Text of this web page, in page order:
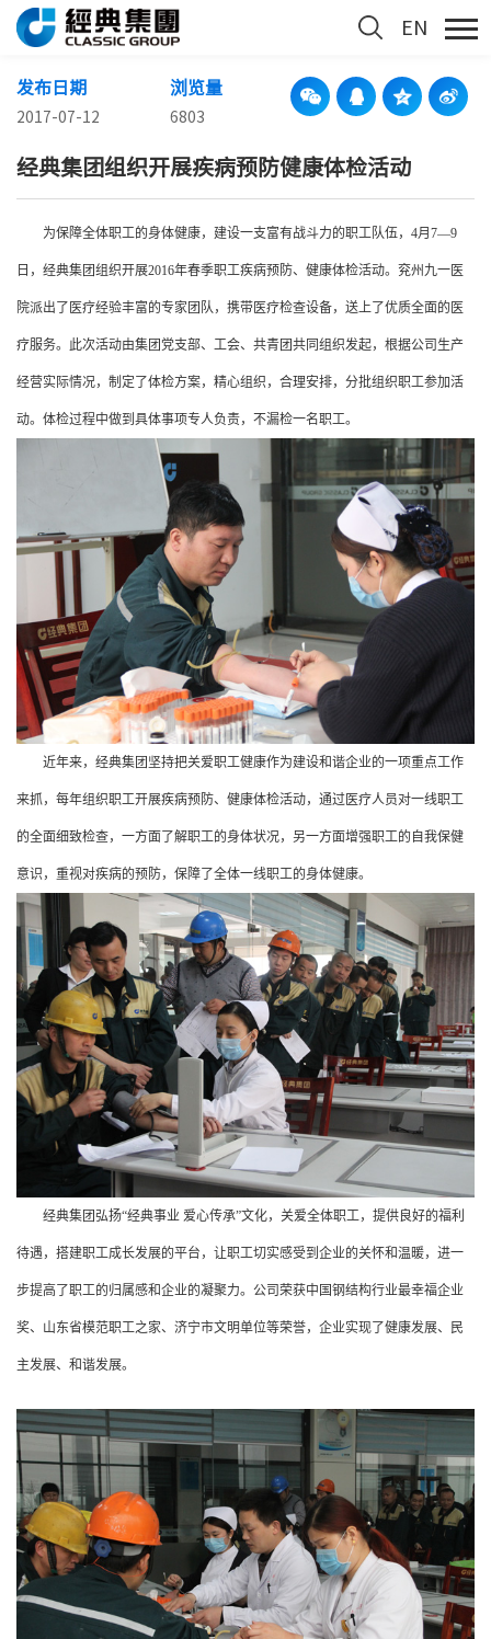
EN
发布日期
2017-07-12
浏览量
6803
经典集团组织开展疾病预防健康体检活动
为保障全体职工的身体健康，建设一支富有战斗力的职工队伍，4月 7—9
日，经典集团组织开展2016年春季职工疾病预防、 健康体检活动。 兖州九一医
院派出 了 医疗经验丰富的专家团队，携带医疗检查设备，送上了优质全面的医
疗服务。此次活动由集团党支部、 工会、共青团共同组织发起，根据公司生产
经营实际情况，制定了体检方案， 精心组织，合理安排， 分批组织职工参加活
动。体检过程中做到具体事项专人负责，不漏检一名职工。
近年来，经典集团坚持把关爱职工健康作为建设和谐企业的一项重点工作
来抓，每年组织职工开展疾病预防、 健康体检活动，通过医疗人员对一线职工
的全面细致检查，一方面了解职工的身体状况，另一方面增强职工的 自我保健
意识，重视对疾病的预防， 保障了全体一线职工的身体健康。
经典集团弘扬“经典事业 爱心传承”文化，关爱全体职工，提供良好的福利
待遇，搭建职工成长发展的平台， 让职工切实感受到企业的关怀和温暖，进一
步提高了职工的归属感和企业的凝聚力。公司 荣获中国钢结构行业最幸福企业
奖、 山东省模范职工之家、 济宁市文明单位等荣誉，企业实现了健康发展、 民
主发展、和谐发展。